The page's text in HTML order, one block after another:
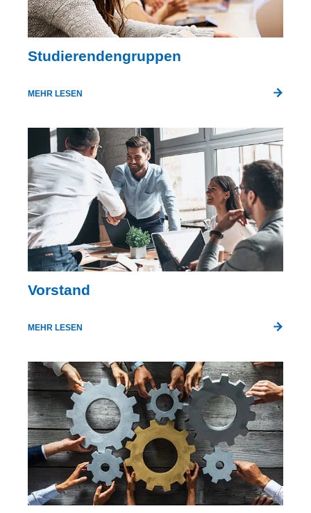
Studierendengruppen
MEHR LESEN
Vorstand
MEHR LESEN